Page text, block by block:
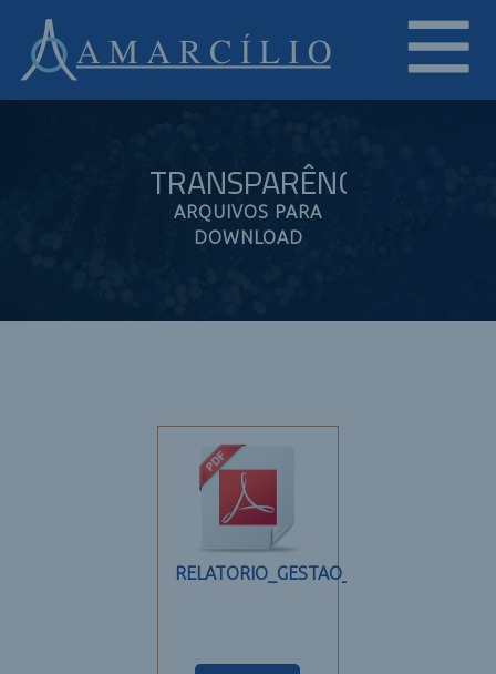
TRANSPARÊNCIA
ARQUIVOS PARA
DOWNLOAD
RELATORIO_GESTAO_2024_assinado